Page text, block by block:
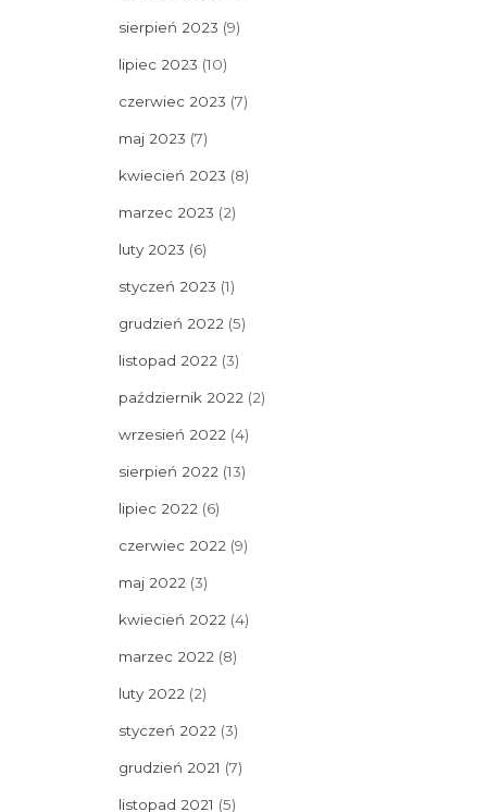
sierpień 2023 (9)
lipiec 2023 (10)
czerwiec 2023 (7)
maj 2023 (7)
kwiecień 2023 (8)
marzec 2023 (2)
luty 2023 (6)
styczeń 2023 (1)
grudzień 2022 (5)
listopad 2022 (3)
październik 2022 (2)
wrzesień 2022 (4)
sierpień 2022 (13)
lipiec 2022 (6)
czerwiec 2022 (9)
maj 2022 (3)
kwiecień 2022 (4)
marzec 2022 (8)
luty 2022 (2)
styczeń 2022 (3)
grudzień 2021 (7)
listopad 2021 (5)